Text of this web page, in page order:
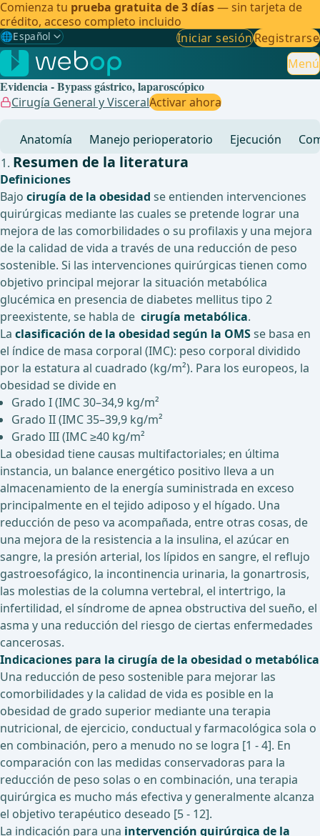
Comienza tu prueba gratuita de 3 días— sin tarjeta de
crédito, acceso completo incluido
🌐Español
Gewählte Sprache: Español
🇩🇪 Alemán
🇬🇧Inglés
🇧🇷
Iniciar sesiónRegistrarse
Menú
Evidencia - Bypass gástrico, laparoscópico
Cirugía General y VisceralActivar ahora
Anatomía Manejo perioperatorio Ejecución
Resumen de la literatura
Definiciones
Bajo cirugía de la obesidad se entienden intervenciones
quirúrgicas mediante las cuales se pretende lograr una
mejora de las comorbilidades o su profilaxis y una mejora
de la calidad de vida a través de una reducción de peso
sostenible. Si las intervenciones quirúrgicas tienen como
objetivo principal mejorar la situación metabólica
glucémica en presencia de diabetes mellitus tipo 2
preexistente, se habla de cirugía metabólica.
La clasificación de la obesidad según la OMSse basa en
el índice de masa corporal (IMC): peso corporal dividido
por la estatura al cuadrado (kg/m²). Para los europeos, la
obesidad se divide en
Grado I (IMC 30–34,9 kg/m²
Grado II (IMC 35–39,9 kg/m²
Grado III (IMC ≥40 kg/m²
La obesidad tiene causas multifactoriales; en última
instancia, un balance energético positivo lleva a un
almacenamiento de la energía suministrada en exceso
principalmente en el tejido adiposo y el hígado. Una
reducción de peso va acompañada, entre otras cosas, de
una mejora de la resistencia a la insulina, el azúcar en
sangre, la presión arterial, los lípidos en sangre, el reflujo
gastroesofágico, la incontinencia urinaria, la gonartrosis,
las molestias de la columna vertebral, el intertrigo, la
infertilidad, el síndrome de apnea obstructiva del sueño, el
asma y una reducción del riesgo de ciertas enfermedades
cancerosas.
Indicaciones para la cirugía de la obesidad o metabólica
Una reducción de peso sostenible para mejorar las
comorbilidades y la calidad de vida es posible en la
obesidad de grado superior mediante una terapia
nutricional, de ejercicio, conductual y farmacológica sola o
en combinación, pero a menudo no se logra [1 - 4]. En
comparación con las medidas conservadoras para la
reducción de peso solas o en combinación, una terapia
quirúrgica es mucho más efectiva y generalmente alcanza
el objetivo terapéutico deseado [5 - 12].
La indicación para una intervención quirúrgica de la